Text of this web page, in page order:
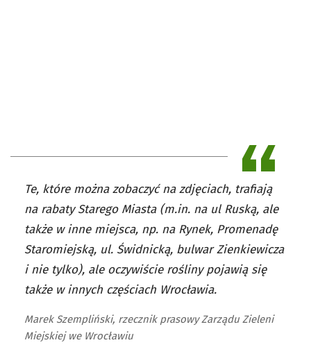
Te, które można zobaczyć na zdjęciach, trafiają
na rabaty Starego Miasta (m.in. na ul Ruską, ale
także w inne miejsca, np. na Rynek, Promenadę
Staromiejską, ul. Świdnicką, bulwar Zienkiewicza
i nie tylko), ale oczywiście rośliny pojawią się
także w innych częściach Wrocławia.
Marek Szempliński, rzecznik prasowy Zarządu Zieleni
Miejskiej we Wrocławiu